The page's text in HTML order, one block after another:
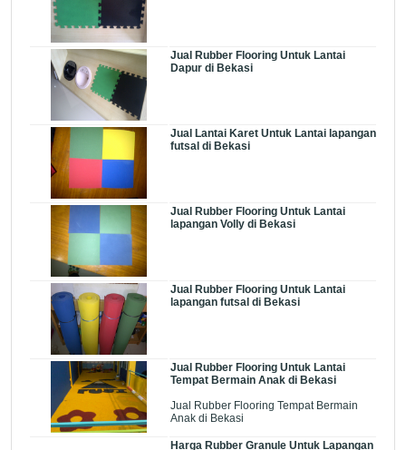
Jual Rubber Flooring Untuk Lantai
Dapur di Bekasi
Jual Lantai Karet Untuk Lantai lapangan
futsal di Bekasi
Jual Rubber Flooring Untuk Lantai
lapangan Volly di Bekasi
Jual Rubber Flooring Untuk Lantai
lapangan futsal di Bekasi
Jual Rubber Flooring Untuk Lantai
Tempat Bermain Anak di Bekasi
Jual Rubber Flooring Tempat Bermain
Anak di Bekasi
Harga Rubber Granule Untuk Lapangan